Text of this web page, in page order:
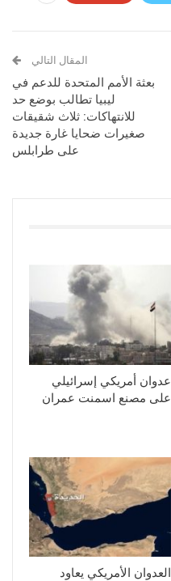
المقال التالي
بعثة الأمم المتحدة للدعم في
ليبيا تطالب بوضع حد
للانتهاكات: ثلاث شقيقات
صغيرات ضحايا غارة جديدة
على طرابلس
عدوان أمريكي إسرائيلي
على مصنع اسمنت عمران
العدوان الأمريكي يعاود